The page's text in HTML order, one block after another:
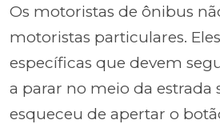
Os motoristas de ônibus
motoristas particulares.
específicas que devem
a parar no meio da estrada
esqueceu de apertar o